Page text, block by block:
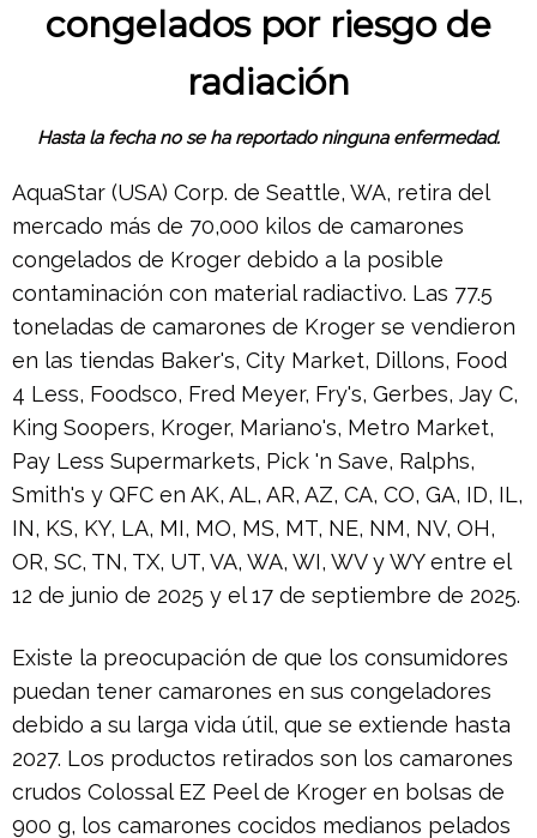
congelados por riesgo de
radiación
Hasta la fecha no se ha reportado ninguna enfermedad.
AquaStar (USA) Corp. de Seattle, WA, retira del
mercado más de 70,000 kilos de camarones
congelados de Kroger debido a la posible
contaminación con material radiactivo. Las 77.5
toneladas de camarones de Kroger se vendieron
en las tiendas Baker's, City Market, Dillons, Food
4 Less, Foodsco, Fred Meyer, Fry's, Gerbes, Jay C,
King Soopers, Kroger, Mariano's, Metro Market,
Pay Less Supermarkets, Pick 'n Save, Ralphs,
Smith's y QFC en AK, AL, AR, AZ, CA, CO, GA, ID, IL,
IN, KS, KY, LA, MI, MO, MS, MT, NE, NM, NV, OH,
OR, SC, TN, TX, UT, VA, WA, WI, WV y WY entre el
12 de junio de 2025 y el 17 de septiembre de 2025.
Existe la preocupación de que los consumidores
puedan tener camarones en sus congeladores
debido a su larga vida útil, que se extiende hasta
2027. Los productos retirados son los camarones
crudos Colossal EZ Peel de Kroger en bolsas de
900 g, los camarones cocidos medianos pelados